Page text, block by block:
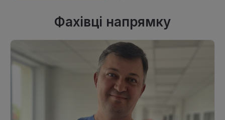
Фахівці напрямку